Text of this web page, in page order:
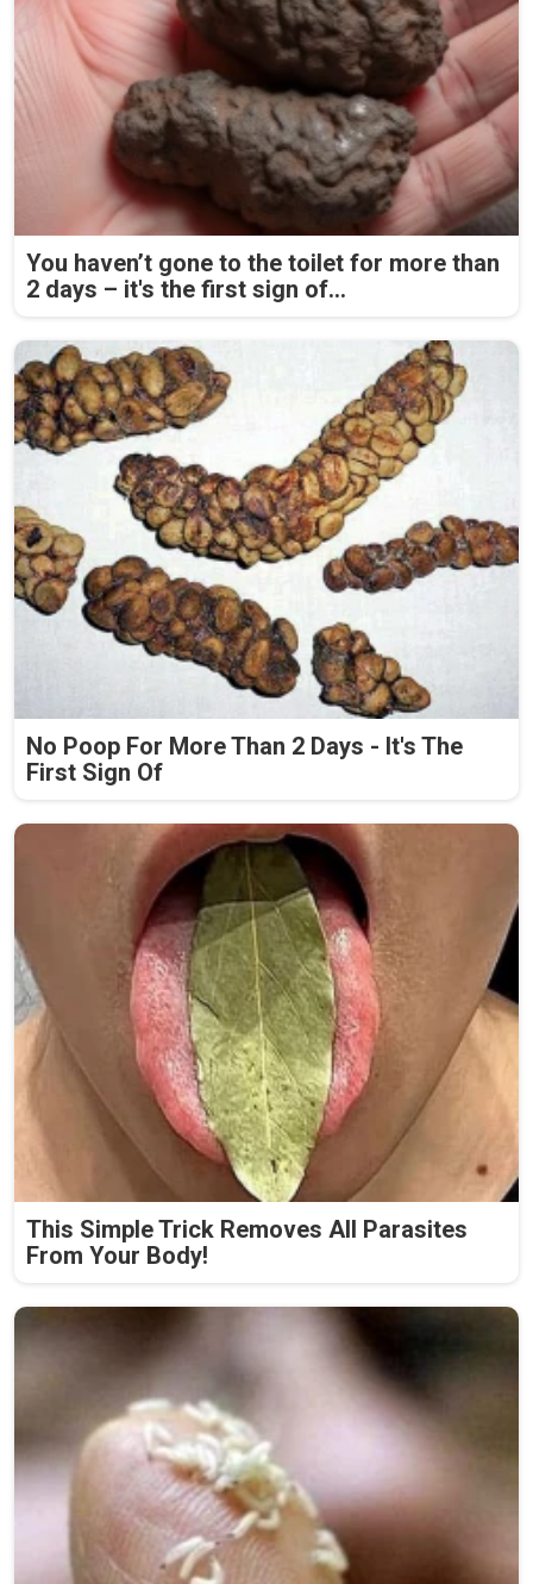
You haven’t gone to the toilet for more than
2 days – it's the first sign of...
No Poop For More Than 2 Days - It's The
First Sign Of
This Simple Trick Removes All Parasites
From Your Body!